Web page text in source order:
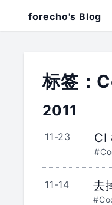
forecho's Blog
标签：
2011
11-23 CI
11-14 去